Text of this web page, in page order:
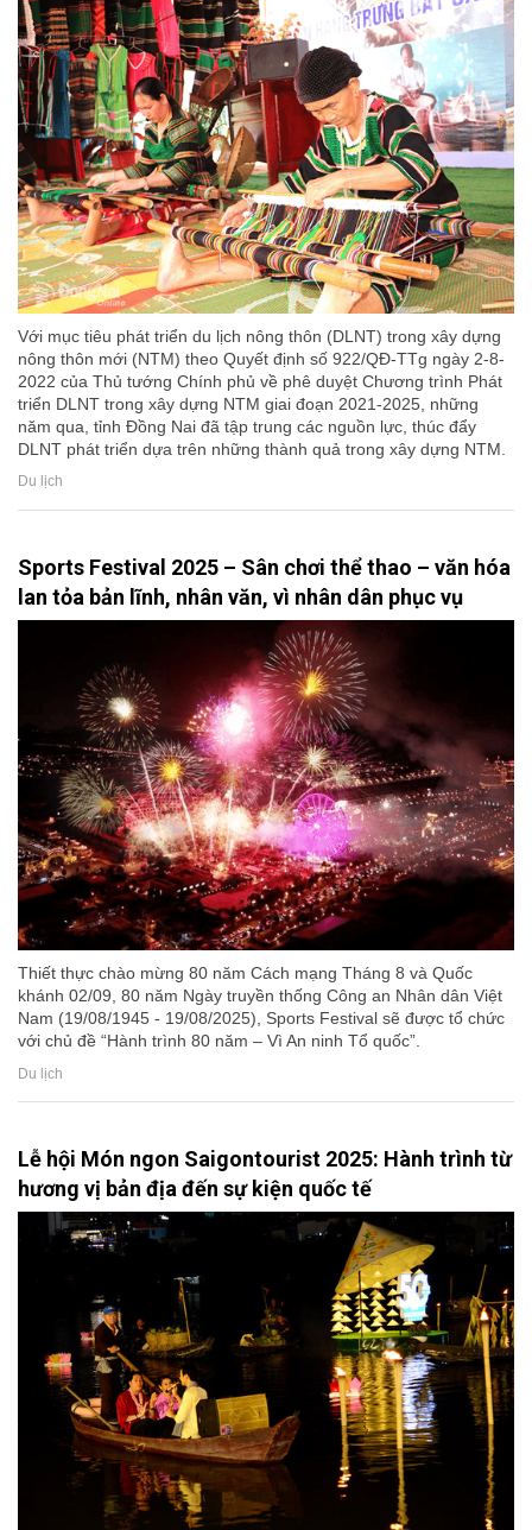
Với mục tiêu phát triển du lịch nông thôn (DLNT) trong xây dựng
nông thôn mới (NTM) theo Quyết định số 922/QĐ-TTg ngày 2-8-
2022 của Thủ tướng Chính phủ về phê duyệt Chương trình Phát
triển DLNT trong xây dựng NTM giai đoạn 2021-2025, những
năm qua, tỉnh Đồng Nai đã tập trung các nguồn lực, thúc đẩy
DLNT phát triển dựa trên những thành quả trong xây dựng NTM.
Du lịch
Sports Festival 2025 – Sân chơi thể thao – văn hóa
lan tỏa bản lĩnh, nhân văn, vì nhân dân phục vụ
Thiết thực chào mừng 80 năm Cách mạng Tháng 8 và Quốc
khánh 02/09, 80 năm Ngày truyền thống Công an Nhân dân Việt
Nam (19/08/1945 - 19/08/2025), Sports Festival sẽ được tổ chức
với chủ đề “Hành trình 80 năm – Vì An ninh Tổ quốc”.
Du lịch
Lễ hội Món ngon Saigontourist 2025: Hành trình từ
hương vị bản địa đến sự kiện quốc tế